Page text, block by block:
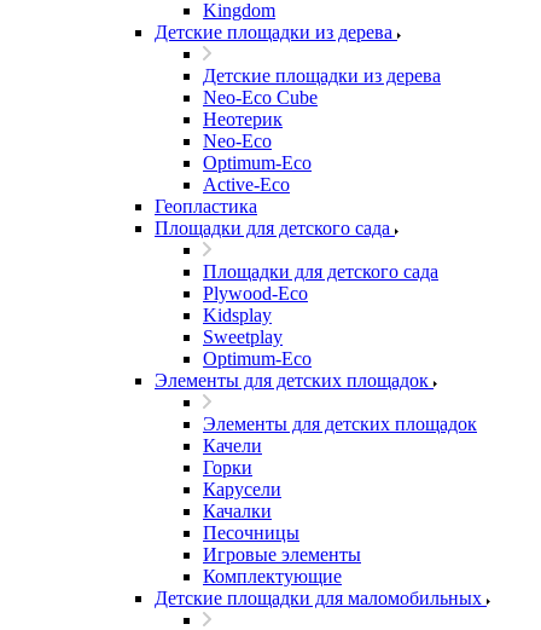
Kingdom
Детские площадки из дерева
Детские площадки из дерева
Neo-Eco Cube
Неотерик
Neo-Eco
Оptimum-Еco
Active-Eco
Геопластика
Площадки для детского сада
Площадки для детского сада
Plywood-Eco
Kidsplay
Sweetplay
Оptimum-Еco
Элементы для детских площадок
Элементы для детских площадок
Качели
Горки
Карусели
Качалки
Песочницы
Игровые элементы
Комплектующие
Детские площадки для маломобильных